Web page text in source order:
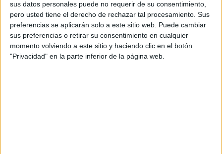
sus datos personales puede no requerir de su consentimiento,
pero usted tiene el derecho de rechazar tal procesamiento. Sus
preferencias se aplicarán solo a este sitio web. Puede cambiar
sus preferencias o retirar su consentimiento en cualquier
momento volviendo a este sitio y haciendo clic en el botón
"Privacidad" en la parte inferior de la página web.
comprensión , juegos on line
TEA
Etiquetado con:1º primaria ,comprensión del
lenguaje,infantil, inferencias,inferencias
lógicas,tea